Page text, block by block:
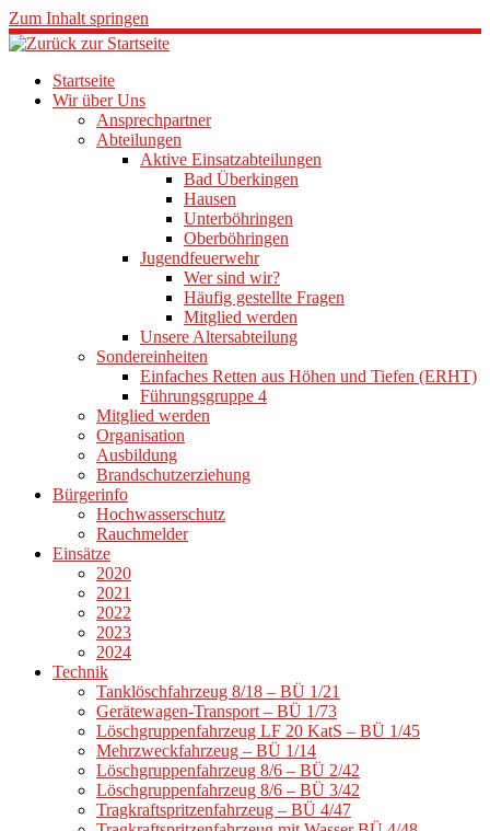
Zum Inhalt springen
Startseite
Wir über Uns
Ansprechpartner
Abteilungen
Aktive Einsatzabteilungen
Bad Überkingen
Hausen
Unterböhringen
Oberböhringen
Jugendfeuerwehr
Wer sind wir?
Häufig gestellte Fragen
Mitglied werden
Unsere Altersabteilung
Sondereinheiten
Einfaches Retten aus Höhen und Tiefen (ERHT)
Führungsgruppe 4
Mitglied werden
Organisation
Ausbildung
Brandschutzerziehung
Bürgerinfo
Hochwasserschutz
Rauchmelder
Einsätze
2020
2021
2022
2023
2024
Technik
Tanklöschfahrzeug 8/18 – BÜ 1/21
Gerätewagen-Transport – BÜ 1/73
Löschgruppenfahrzeug LF 20 KatS – BÜ 1/45
Mehrzweckfahrzeug – BÜ 1/14
Löschgruppenfahrzeug 8/6 – BÜ 2/42
Löschgruppenfahrzeug 8/6 – BÜ 3/42
Tragkraftspritzenfahrzeug – BÜ 4/47